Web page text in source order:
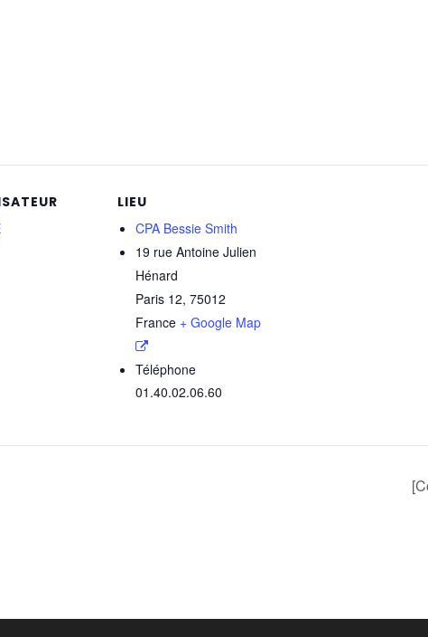
LIEU
CPA Bessie Smith
19 rue Antoine Julien
Hénard
Paris 12, 75012
France + Google Map
Téléphone
01.40.02.06.60